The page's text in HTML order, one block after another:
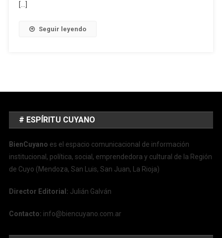
[…]
Seguir leyendo
# ESPÍRITU CUYANO
BienCuyano es el espacio comunicacional de información
institucional, política, social, emprendedora y cultural de la Región
de Cuyo (Mendoza, San Luis, San Juan, La Rioja)
Director Editorial: Julián Galván
Contacto: info@biencuyano.com.ar